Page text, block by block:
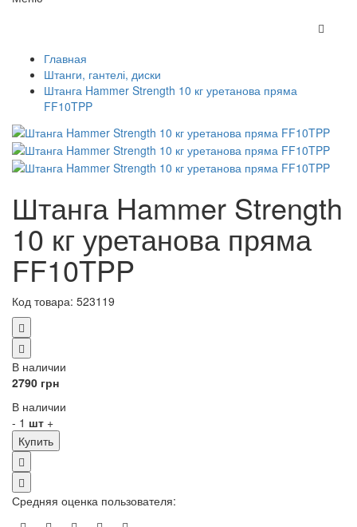
Главная
Штанги, гантелі, диски
Штанга Hammer Strength 10 кг уретанова пряма
FF10TPP
Штанга Hammer Strength
10 кг уретанова пряма
FF10TPP
Код товара: 523119
В наличии
2790 грн
В наличии
- 1 шт +
Купить
Средняя оценка пользователя: